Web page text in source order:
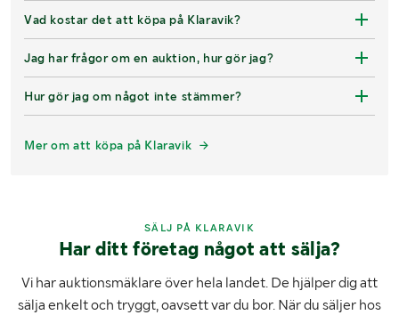
Vad kostar det att köpa på Klaravik?
Jag har frågor om en auktion, hur gör jag?
Hur gör jag om något inte stämmer?
Mer om att köpa på Klaravik
SÄLJ PÅ KLARAVIK
Har ditt företag något att sälja?
Vi har auktionsmäklare över hela landet. De hjälper dig att
sälja enkelt och tryggt, oavsett var du bor. När du säljer hos